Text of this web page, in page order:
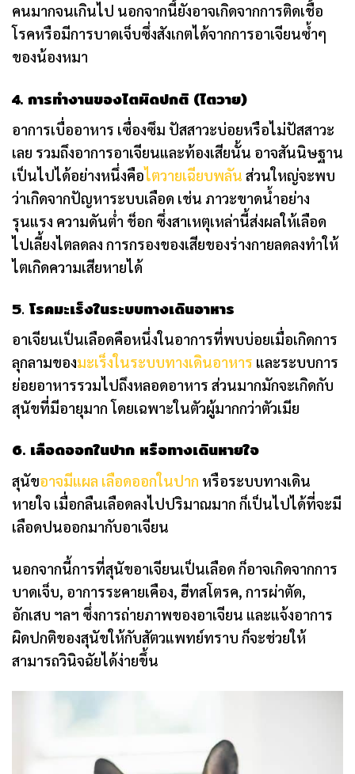
คนมากจนเกินไป นอกจากนี้ยังอาจเกิดจากการติดเชื้อ
โรคหรือมีการบาดเจ็บซึ่งสังเกตได้จากการอาเจียนซ้ำๆ
ของน้องหมา
4. การทำงานของไตผิดปกติ (ไตวาย)
อาการเบื่ออาหาร เซื่องซึม ปัสสาวะบ่อยหรือไม่ปัสสาวะ
เลย รวมถึงอาการอาเจียนและท้องเสียนั้น อาจสันนิษฐาน
เป็นไปได้อย่างหนึ่งคือไตวายเฉียบพลัน ส่วนใหญ่จะพบ
ว่าเกิดจากปัญหาระบบเลือด เช่น ภาวะขาดน้ำอย่าง
รุนแรง ความดันต่ำ ช็อก ซึ่งสาเหตุเหล่านี้ส่งผลให้เลือด
ไปเลี้ยงไตลดลง การกรองของเสียของร่างกายลดลงทำให้
ไตเกิดความเสียหายได้
5. โรคมะเร็งในระบบทางเดินอาหาร
อาเจียนเป็นเลือดคือหนึ่งในอาการที่พบบ่อยเมื่อเกิดการ
ลุกลามของมะเร็งในระบบทางเดินอาหาร และระบบการ
ย่อยอาหารรวมไปถึงหลอดอาหาร ส่วนมากมักจะเกิดกับ
สุนัขที่มีอายุมาก โดยเฉพาะในตัวผู้มากกว่าตัวเมีย
6. เลือดออกในปาก หรือทางเดินหายใจ
สุนัขอาจมีแผล เลือดออกในปาก หรือระบบทางเดิน
หายใจ เมื่อกลืนเลือดลงไปปริมาณมาก ก็เป็นไปได้ที่จะมี
เลือดปนออกมากับอาเจียน
นอกจากนี้การที่สุนัขอาเจียนเป็นเลือด ก็อาจเกิดจากการ
บาดเจ็บ, อาการระคายเคือง, ฮีทสโตรค, การผ่าตัด,
อักเสบ ฯลฯ ซึ่งการถ่ายภาพของอาเจียน และแจ้งอาการ
ผิดปกติของสุนัขให้กับสัตวแพทย์ทราบ ก็จะช่วยให้
สามารถวินิจฉัยได้ง่ายขึ้น